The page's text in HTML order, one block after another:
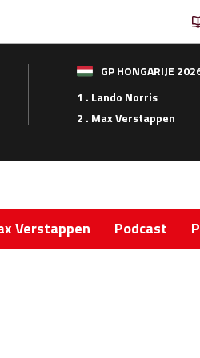
GP HONGARIJE
1 . Lando Norris
2 . Max Verstappen
Verstappen Podcast